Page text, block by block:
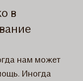
в
нам может
Иногда